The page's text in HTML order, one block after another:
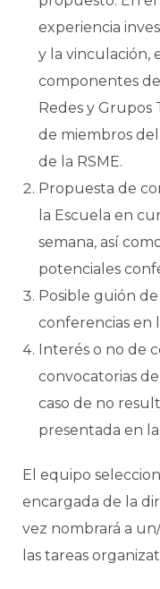
experiencia
y la vinculación,
componentes
Redes y Grupos
de miembros
de la RSME.
Propuesta de
la Escuela en
semana, así
potenciales
Posible guión
conferencias en
Interés o no de
convocatorias
caso de no
presentada en
El equipo
encargada de la
vez nombrará a
las tareas